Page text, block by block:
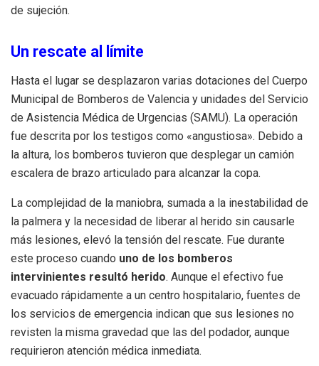
de sujeción.
Un rescate al límite
Hasta el lugar se desplazaron varias dotaciones del Cuerpo
Municipal de Bomberos de Valencia y unidades del Servicio
de Asistencia Médica de Urgencias (SAMU). La operación
fue descrita por los testigos como «angustiosa». Debido a
la altura, los bomberos tuvieron que desplegar un camión
escalera de brazo articulado para alcanzar la copa.
La complejidad de la maniobra, sumada a la inestabilidad de
la palmera y la necesidad de liberar al herido sin causarle
más lesiones, elevó la tensión del rescate. Fue durante
este proceso cuando uno de los bomberos
intervinientes resultó herido. Aunque el efectivo fue
evacuado rápidamente a un centro hospitalario, fuentes de
los servicios de emergencia indican que sus lesiones no
revisten la misma gravedad que las del podador, aunque
requirieron atención médica inmediata.